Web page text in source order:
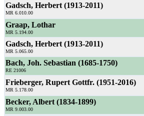
Gadsch, Herbert (1913-2011)
MR 6.010.00
Graap, Lothar
MR 5.194.00
Gadsch, Herbert (1913-2011)
MR 5.065.00
Bach, Joh. Sebastian (1685-1750)
RE 21006
Frieberger, Rupert Gottfr. (1951-2016)
MR 5.178.00
Becker, Albert (1834-1899)
MR 9.003.00